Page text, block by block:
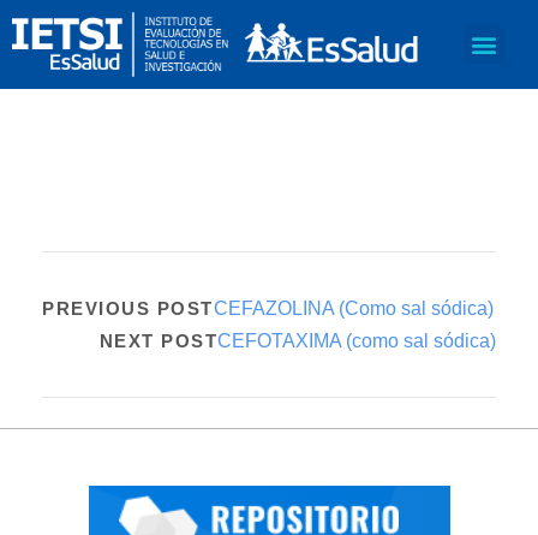
PREVIOUS POSTCEFAZOLINA (Como sal sódica)
NEXT POSTCEFOTAXIMA (como sal sódica)